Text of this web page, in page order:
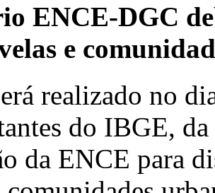
ENCE-DGC
e
realizado no
do IBGE,
da ENCE para